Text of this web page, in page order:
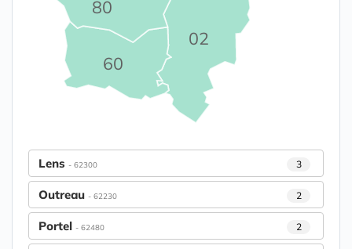
02
60
80
Lens - 62300 3
Outreau - 62230 2
Portel - 62480 2